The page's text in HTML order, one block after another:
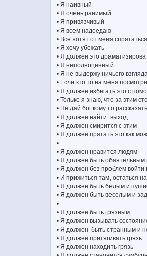
• Я наивный
• Я очень ранимый
• Я привязчивый
• Я всем надоедаю
• Все хотят от меня спрятаться
• Я хочу убежать
• Я должен это
• Я неполноценный
• Я не выдержу ничьего
• Если кто то на меня
• Я должен избегать это с
• Только я знаю, что за этим
• Не дай бог кому то
• Я должен найти выход
• Я должен смирится с этим
• Я должен прятать это как
•
• Я должен нравится людям
• Я должен быть обаятельным
• Я должен без проблем
• И прижиться там, остаться на
• Я должен быть белым и
• Я должен быть веселым и
•
• Я должен быть грязным
• Я должен вызывать
• Я должен быть странным и
• Я должен притягивать грязь
• Я должен находить грязь